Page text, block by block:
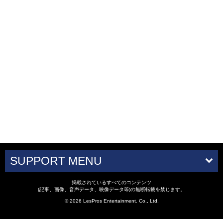
SUPPORT MENU
掲載されているすべてのコンテンツ
(記事、画像、音声データ、映像データ等)の無断転載を禁じます。
© 2026 LesPros Entertainment. Co., Ltd.